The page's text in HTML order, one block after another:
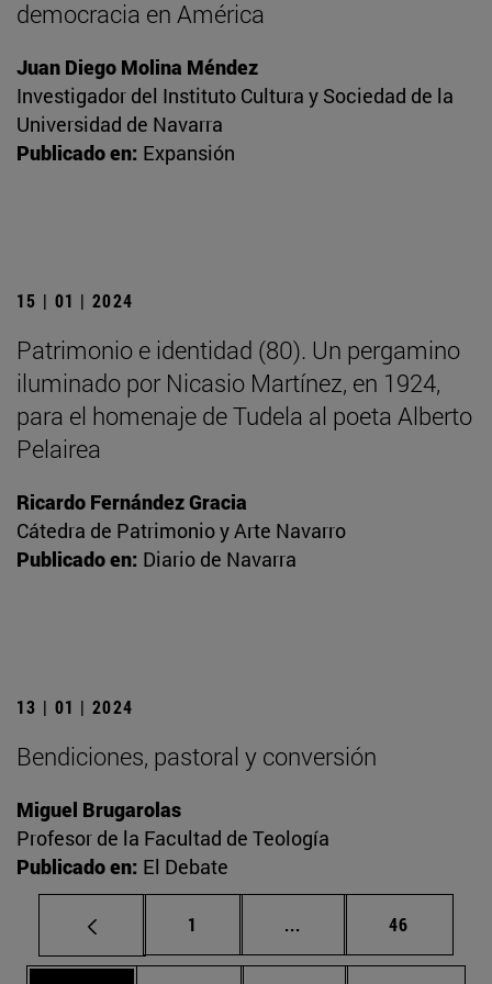
democracia en América
Juan Diego Molina Méndez
Investigador del Instituto Cultura y Sociedad de la
Universidad de Navarra
Publicado en: Expansión
15 | 01 | 2024
Patrimonio e identidad (80). Un pergamino
iluminado por Nicasio Martínez, en 1924,
para el homenaje de Tudela al poeta Alberto
Pelairea
Ricardo Fernández Gracia
Cátedra de Patrimonio y Arte Navarro
Publicado en: Diario de Navarra
13 | 01 | 2024
Bendiciones, pastoral y conversión
Miguel Brugarolas
Profesor de la Facultad de Teología
Publicado en: El Debate
Página
1 ... Páginas intermedias
Página
46